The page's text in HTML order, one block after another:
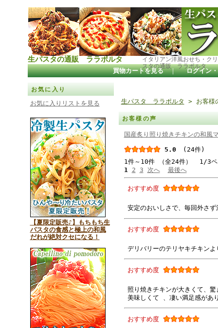
生パスタの通販 ララポルタ
イタリアン洋風おせち・ク
スタの通販 ララポルタ
買物カートを見る ｜ ログイン
お気に入り
お気に入りリストを見る
【夏限定販売♪】もちもち生
パスタの食感と極上の和風
だれが絶対クセになる！
生パスタ ララポルタ > お客様
お客様の声
国産炙り照り焼きチキンの和風
5.0
(24件)
1件～10件 （全24件） 1/3ペ
1
2 3 次へ 最後へ
おすすめ度
安定のおいしさで、毎回外さ
おすすめ度
デリバリーのテリヤキチキン
おすすめ度
照り焼きチキンが大きくて、
美味しくて 、凄い満足感があ
おすすめ度